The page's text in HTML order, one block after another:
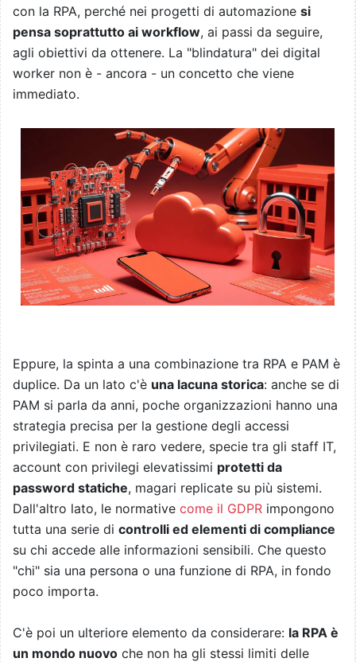
con la RPA, perché nei progetti di automazione si
pensa soprattutto ai workflow, ai passi da seguire,
agli obiettivi da ottenere. La "blindatura" dei digital
worker non è - ancora - un concetto che viene
immediato.
Eppure, la spinta a una combinazione tra RPA e PAM è
duplice. Da un lato c'è una lacuna storica: anche se di
PAM si parla da anni, poche organizzazioni hanno una
strategia precisa per la gestione degli accessi
privilegiati. E non è raro vedere, specie tra gli staff IT,
account con privilegi elevatissimi protetti da
password statiche, magari replicate su più sistemi.
Dall'altro lato, le normative come il GDPR impongono
tutta una serie di controlli ed elementi di compliance
su chi accede alle informazioni sensibili. Che questo
"chi" sia una persona o una funzione di RPA, in fondo
poco importa.
C'è poi un ulteriore elemento da considerare: la RPA è
un mondo nuovo che non ha gli stessi limiti delle